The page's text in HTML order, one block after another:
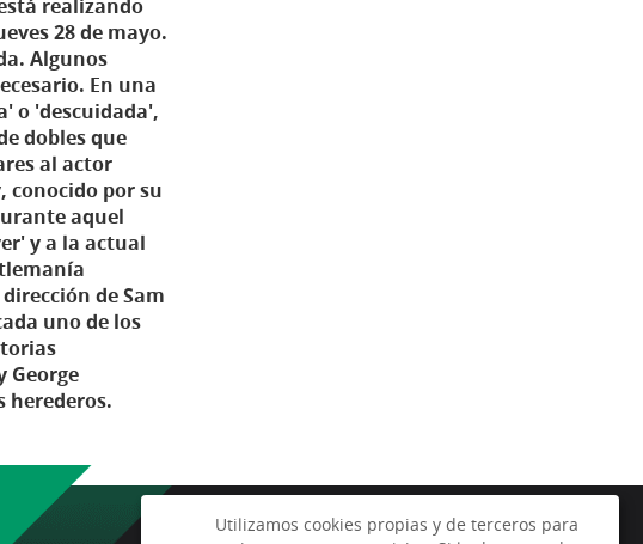
realizando
28 de mayo.
Algunos
En una
o 'descuidada',
dobles que
al actor
conocido por su
aquel
y a la actual
de Sam
uno de los
George
herederos.
Utilizamos cookies propias y de terceros para